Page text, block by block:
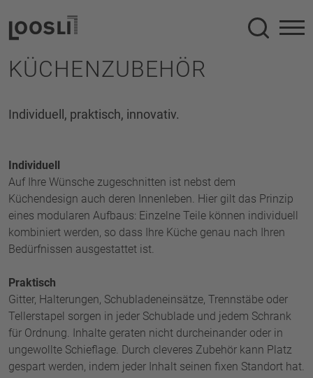
Suche
KÜCHENZUBEHÖR
Individuell, praktisch, innovativ.
Individuell
Auf Ihre Wünsche zugeschnitten ist nebst dem
Küchendesign auch deren Innenleben. Hier gilt das Prinzip
eines modularen Aufbaus: Einzelne Teile können individuell
kombiniert werden, so dass Ihre Küche genau nach Ihren
Bedürfnissen ausgestattet ist.
Praktisch
Gitter, Halterungen, Schubladeneinsätze, Trennstäbe oder
Tellerstapel sorgen in jeder Schublade und jedem Schrank
für Ordnung. Inhalte geraten nicht durcheinander oder in
ungewollte Schieflage. Durch cleveres Zubehör kann Platz
gespart werden, indem jeder Inhalt seinen fixen Standort hat.